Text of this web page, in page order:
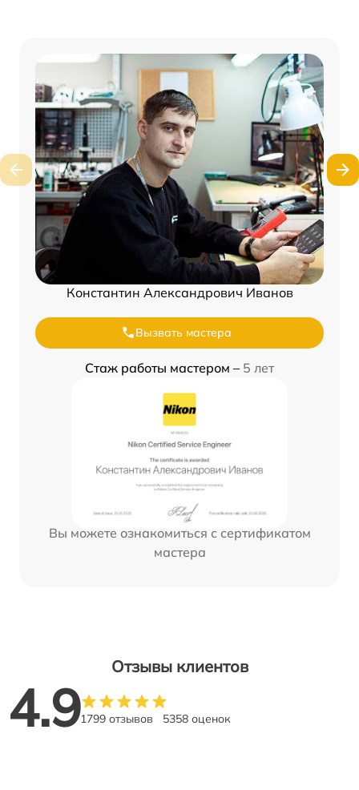
Константин Александрович Иванов
Вызвать мастера
Стаж работы мастером – 5 лет
Вы можете ознакомиться с сертификатом
мастера
Отзывы клиентов
4.91799 отзывов 5358 оценок